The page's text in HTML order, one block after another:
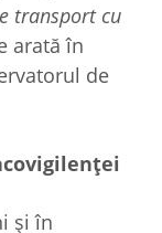
transport cu
arată în
de
și în